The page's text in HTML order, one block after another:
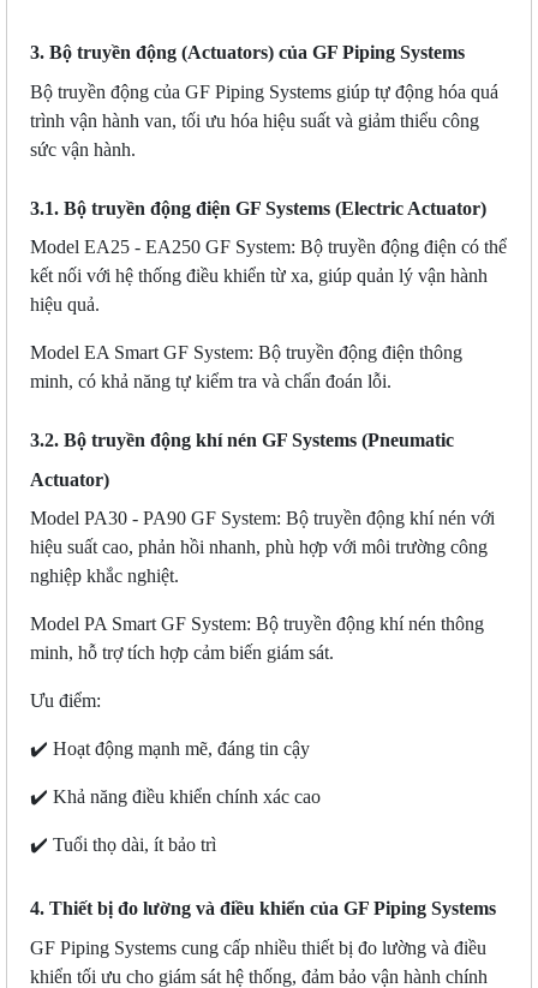
3. Bộ truyền động (Actuators) của GF Piping Systems
Bộ truyền động của GF Piping Systems giúp tự động hóa quá
trình vận hành van, tối ưu hóa hiệu suất và giảm thiểu công
sức vận hành.
3.1. Bộ truyền động điện GF Systems (Electric Actuator)
Model EA25 - EA250 GF System: Bộ truyền động điện có thể
kết nối với hệ thống điều khiển từ xa, giúp quản lý vận hành
hiệu quả.
Model EA SmartGF System: Bộ truyền động điện thông
minh, có khả năng tự kiểm tra và chẩn đoán lỗi.
3.2. Bộ truyền động khí nén GF Systems (Pneumatic
Actuator)
Model PA30 - PA90 GF System: Bộ truyền động khí nén với
hiệu suất cao, phản hồi nhanh, phù hợp với môi trường công
nghiệp khắc nghiệt.
Model PA SmartGF System: Bộ truyền động khí nén thông
minh, hỗ trợ tích hợp cảm biến giám sát.
Ưu điểm:
✔️ Hoạt động mạnh mẽ, đáng tin cậy
✔️ Khả năng điều khiển chính xác cao
✔️ Tuổi thọ dài, ít bảo trì
4. Thiết bị đo lường và điều khiển của GF Piping Systems
GF Piping Systems cung cấp nhiều thiết bị đo lường và điều
khiển tối ưu cho giám sát hệ thống, đảm bảo vận hành chính